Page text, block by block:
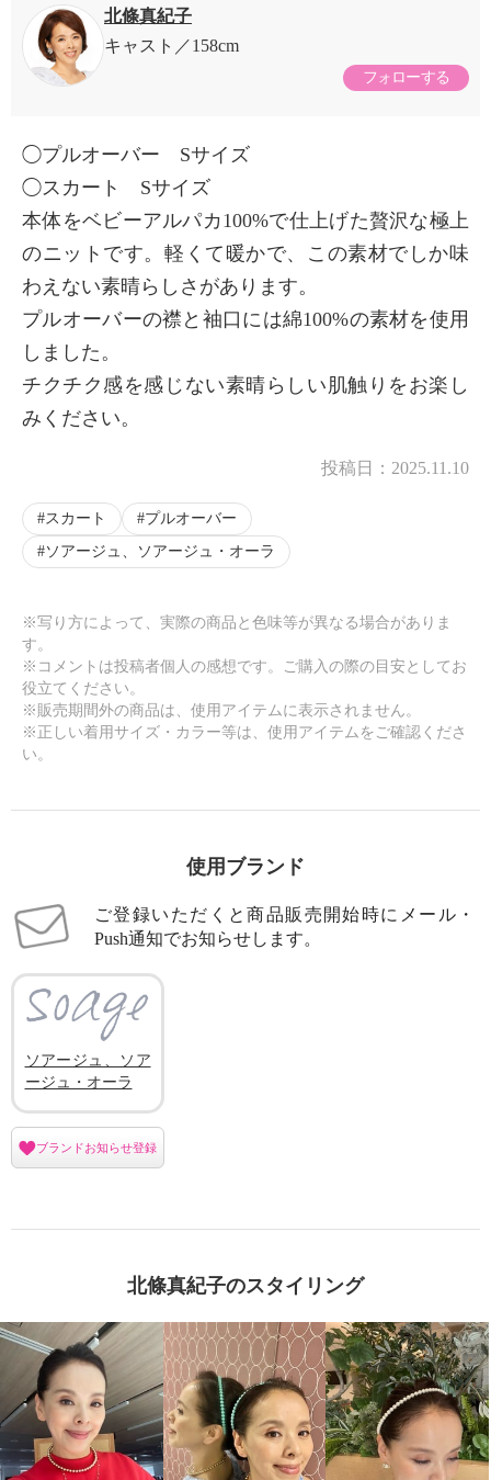
北條真紀子
キャスト
158cm
フォローする
◯プルオーバー Sサイズ
◯スカート Sサイズ
本体をベビーアルパカ100%で仕上げた贅沢な極上
のニットです。軽くて暖かで、この素材でしか味
わえない素晴らしさがあります。
プルオーバーの襟と袖口には綿100%の素材を使用
しました。
チクチク感を感じない素晴らしい肌触りをお楽し
みください。
投稿日： 2025.11.10
スカート
プルオーバー
ソアージュ、ソアージュ・オーラ
※写り方によって、実際の商品と色味等が異なる場合がありま
す。
※コメントは投稿者個人の感想です。ご購入の際の目安としてお
役立てください。
※販売期間外の商品は、使用アイテムに表示されません。
※正しい着用サイズ・カラー等は、使用アイテムをご確認くださ
い。
使用ブランド
ご登録いただくと商品販売開始時にメール・
Push通知でお知らせします。
ソアージュ、ソア
ージュ・オーラ
ブランドお知らせ登録
北條真紀子のスタイリング